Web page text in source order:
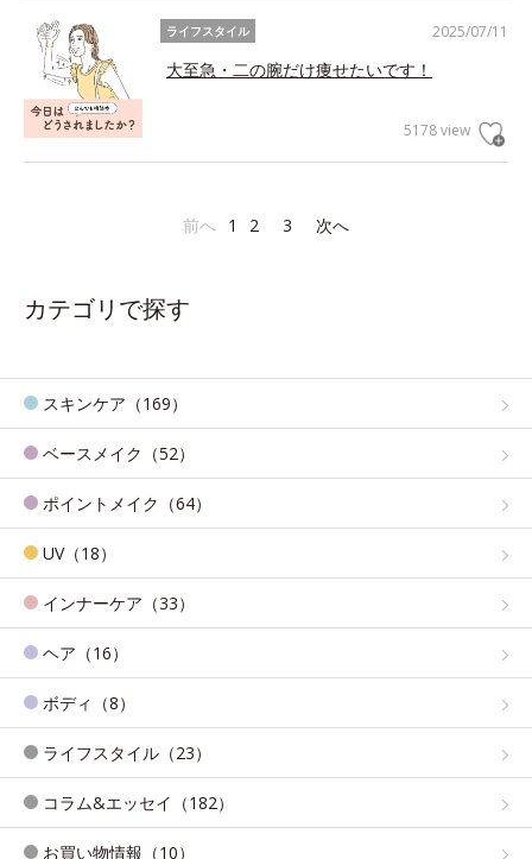
2025/07/11
ライフスタイル
大至急・二の腕だけ痩せたいです！
5178 view
前へ 1 2 3 次へ
カテゴリで探す
スキンケア（169）
ベースメイク（52）
ポイントメイク（64）
UV（18）
インナーケア（33）
ヘア（16）
ボディ（8）
ライフスタイル（23）
コラム&エッセイ（182）
お買い物情報（10）